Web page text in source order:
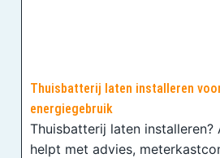
Thuisbatterij laten installeren
energiegebruik
Thuisbatterij laten installeren?
helpt met advies,